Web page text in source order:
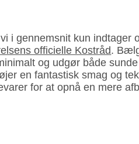
gennemsnit kun indtager
officielle Kostråd.
og udgør både
en fantastisk smag og
for at opnå en mere